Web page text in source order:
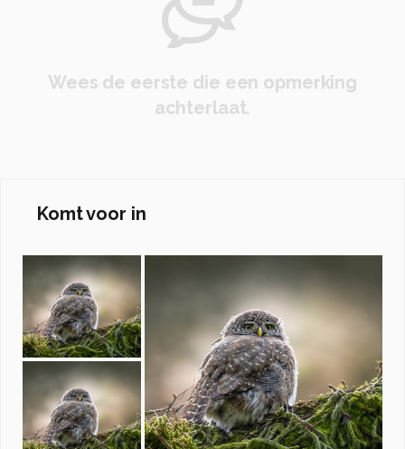
Wees de eerste die een opmerking
achterlaat.
Komt voor in